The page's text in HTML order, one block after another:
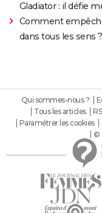
Gladiator : il défie
Comment
dans tous les sens ?
Qui sommes-nous ?
Tous les articles
Paramétrer les cookies
©